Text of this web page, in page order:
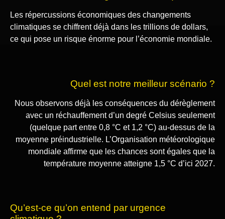
Les répercussions économiques des changements
climatiques se chiffrent déjà dans les trillions de dollars,
ce qui pose un risque énorme pour l’économie mondiale.
Quel est notre meilleur scénario ?
Nous observons déjà les conséquences du dérèglement
avec un réchauffement d’un degré Celsius seulement
(quelque part entre 0,8 °C et 1,2 °C) au-dessus de la
moyenne préindustrielle. L’Organisation météorologique
mondiale affirme que les chances sont égales que la
température moyenne atteigne 1,5 °C d’ici 2027.
Qu’est-ce qu’on entend par urgence